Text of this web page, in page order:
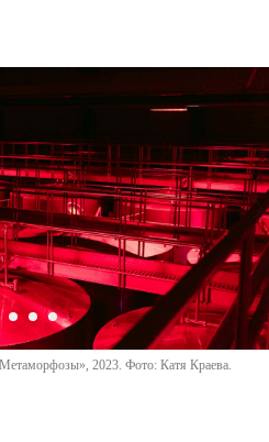
2023. Фото: Катя Краева.